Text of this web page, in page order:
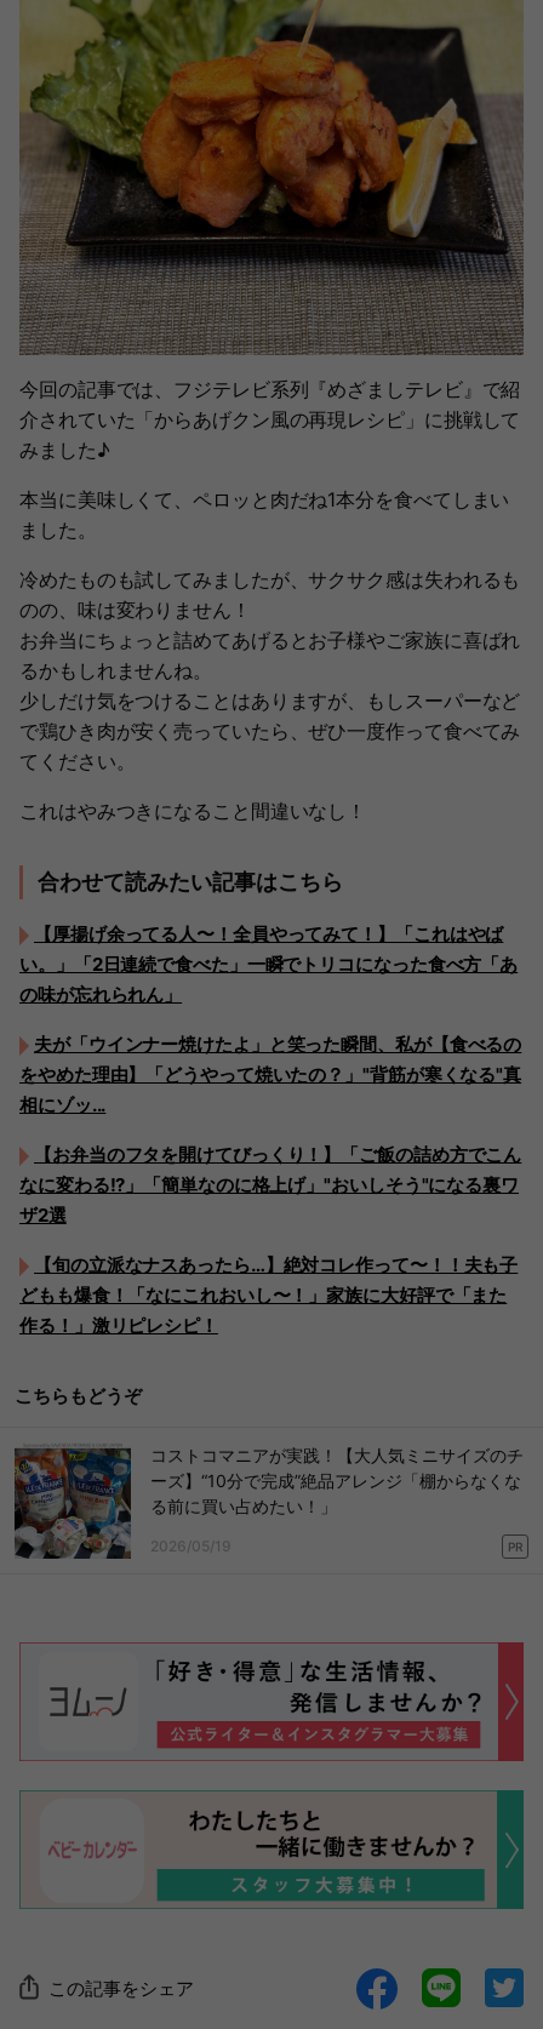
今回の記事では、フジテレビ系列『めざましテレビ』で紹
介されていた「からあげクン風の再現レシピ」に挑戦して
みました♪
本当に美味しくて、ペロッと肉だね1本分を食べてしまい
ました。
冷めたものも試してみましたが、サクサク感は失われるも
のの、味は変わりません！
お弁当にちょっと詰めてあげるとお子様やご家族に喜ばれ
るかもしれませんね。
少しだけ気をつけることはありますが、もしスーパーなど
で鶏ひき肉が安く売っていたら、ぜひ一度作って食べてみ
てください。
これはやみつきになること間違いなし！
合わせて読みたい記事はこちら
【厚揚げ余ってる人〜！全員やってみて！】「これはやば
い。」「2日連続で食べた」一瞬でトリコになった食べ方「あ
の味が忘れられん」
夫が「ウインナー焼けたよ」と笑った瞬間、私が【食べるの
をやめた理由】「どうやって焼いたの？」"背筋が寒くなる"真
相にゾッ...
【お弁当のフタを開けてびっくり！】「ご飯の詰め方でこん
なに変わる!?」「簡単なのに格上げ」"おいしそう"になる裏ワ
ザ2選
【旬の立派なナスあったら…】絶対コレ作って〜！！夫も子
どもも爆食！「なにこれおいし〜！」家族に大好評で「また
作る！」激リピレシピ！
こちらもどうぞ
コストコマニアが実践！【大人気ミニサイズのチ
ーズ】“10分で完成”絶品アレンジ「棚からなくな
る前に買い占めたい！」
2026/05/19 PR
この記事をシェア